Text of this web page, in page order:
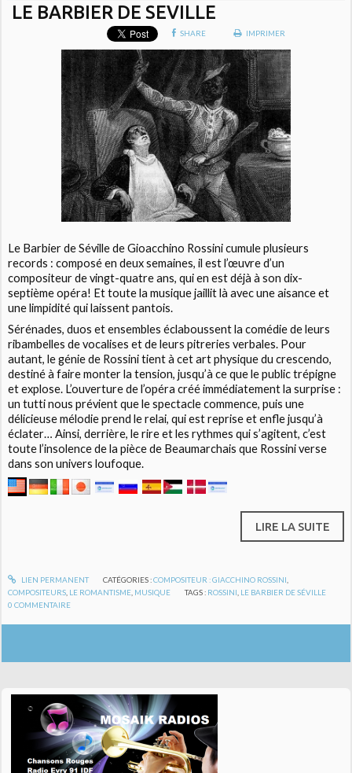
LE BARBIER DE SEVILLE
SHARE IMPRIMER
Le Barbier de Séville de Gioacchino Rossini cumule plusieurs
records : composé en deux semaines, il est l’œuvre d’un
compositeur de vingt-quatre ans, qui en est déjà à son dix-
septième opéra! Et toute la musique jaillit là avec une aisance et
une limpidité qui laissent pantois.
Sérénades, duos et ensembles éclaboussent la comédie de leurs
ribambelles de vocalises et de leurs pitreries verbales. Pour
autant, le génie de Rossini tient à cet art physique du crescendo,
destiné à faire monter la tension, jusqu’à ce que le public trépigne
et explose. L’ouverture de l’opéra créé immédiatement la surprise :
un tutti nous prévient que le spectacle commence, puis une
délicieuse mélodie prend le relai, qui est reprise et enfle jusqu’à
éclater… Ainsi, derrière, le rire et les rythmes qui s’agitent, c’est
toute l’insolence de la pièce de Beaumarchais que Rossini verse
dans son univers loufoque.
LIRE LA SUITE
LIEN PERMANENT CATÉGORIES :COMPOSITEUR : GIACCHINO ROSSINI,
COMPOSITEURS, LE ROMANTISME, MUSIQUE TAGS : ROSSINI, LE BARBIER DE SÉVILLE
0 COMMENTAIRE